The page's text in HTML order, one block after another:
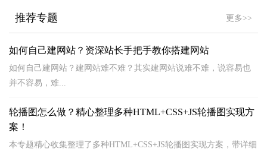
推荐专题 更多>>
如何自己建网站？资深站长手把手教你搭建网站
如何自己建网站？建网站难不难？其实建网站说难不难，说容易也
并不容易，难...
轮播图怎么做？精心整理多种HTML+CSS+JS轮播图实现方
案！
本专题精心收集整理了多种HTML+CSS+JS轮播图实现方案，带详细